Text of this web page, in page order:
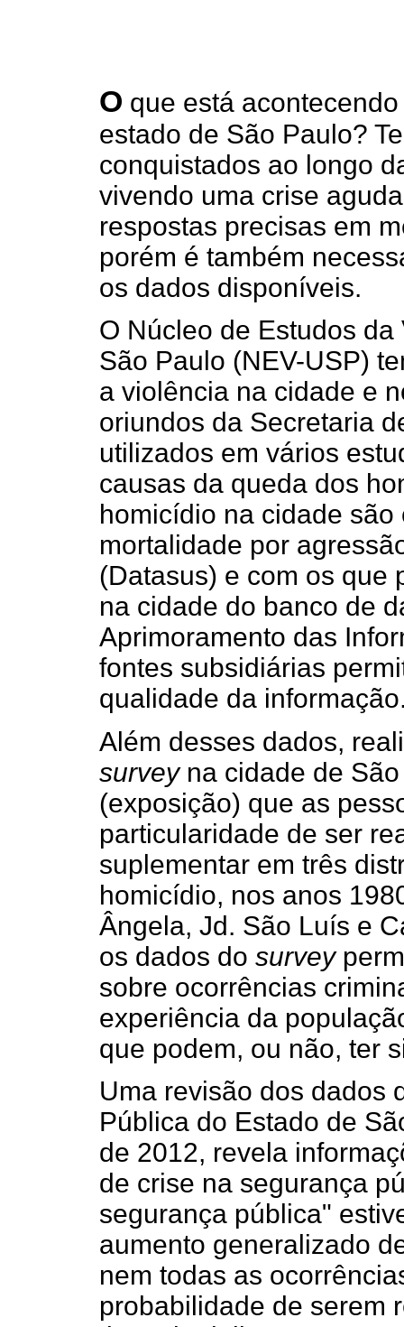
O que está
estado de São Paulo?
conquistados ao longo
vivendo uma crise
respostas precisas em
porém é também
os dados disponíveis.
O Núcleo de Estudos
São Paulo (NEV-USP)
a violência na cidade e
oriundos da Secretaria
utilizados em vários
causas da queda dos
homicídio na cidade
mortalidade por
(Datasus) e com os que
na cidade do banco de
Aprimoramento das
fontes subsidiárias
qualidade da
Além desses dados,
surveyna cidade de
(exposição) que as
particularidade de ser
suplementar em três
homicídio, nos anos
Ângela, Jd. São Luís e
os dados do survey
sobre ocorrências
experiência da
que podem, ou não, ter
Uma revisão dos dados
Pública do Estado de
de 2012, revela
de crise na segurança
segurança pública"
aumento generalizado
nem todas as
probabilidade de serem